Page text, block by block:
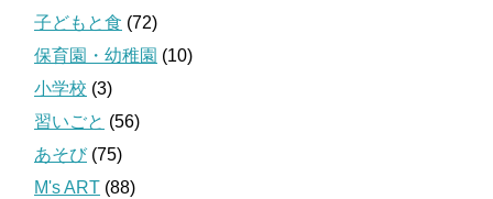
子どもと食 (72)
保育園・幼稚園 (10)
小学校 (3)
習いごと (56)
あそび(75)
M's ART (88)